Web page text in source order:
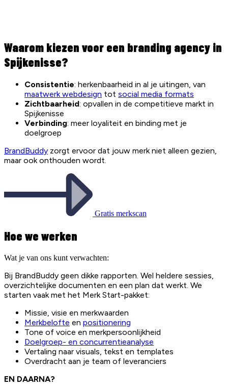
Waarom kiezen voor een branding agency in
Spijkenisse?
Consistentie: herkenbaarheid in al je uitingen, van
maatwerk webdesign tot social media formats
Zichtbaarheid: opvallen in de competitieve markt in
Spijkenisse
Verbinding: meer loyaliteit en binding met je
doelgroep
BrandBuddy zorgt ervoor dat jouw merk niet alleen gezien,
maar ook onthouden wordt.
Gratis merkscan
Hoe we werken
Wat je van ons kunt verwachten:
Bij BrandBuddy geen dikke rapporten. Wel heldere sessies,
overzichtelijke documenten en een plan dat werkt. We
starten vaak met het Merk Start-pakket:
Missie, visie en merkwaarden
Merkbelofte en positionering
Tone of voice en merkpersoonlijkheid
Doelgroep- en concurrentieanalyse
Vertaling naar visuals, tekst en templates
Overdracht aan je team of leveranciers
EN DAARNA?